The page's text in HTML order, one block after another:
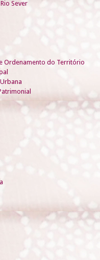
Sever
Ordenamento do Território